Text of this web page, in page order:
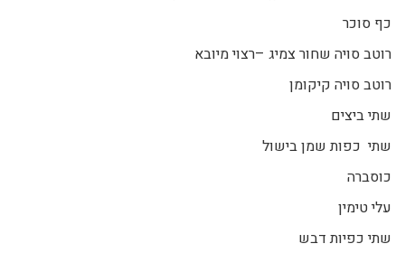
כף סוכר
רוטב סויה שחור צמיג –רצוי מיובא
רוטב סויה קיקומן
שתי ביצים
שתי כפות שמן בישול
כוסברה
עלי טימין
שתי כפיות דבש